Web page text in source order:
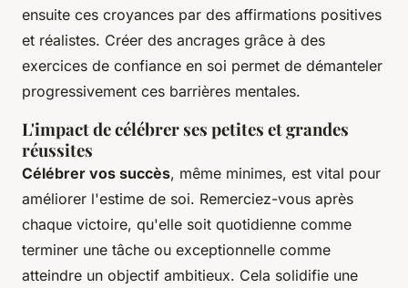
ensuite ces croyances par des affirmations positives
et réalistes. Créer des ancrages grâce à des
exercices de confiance en soi permet de démanteler
progressivement ces barrières mentales.
L'impact de célébrer ses petites et grandes
réussites
Célébrer vos succès, même minimes, est vital pour
améliorer l'estime de soi. Remerciez-vous après
chaque victoire, qu'elle soit quotidienne comme
terminer une tâche ou exceptionnelle comme
atteindre un objectif ambitieux. Cela solidifie une